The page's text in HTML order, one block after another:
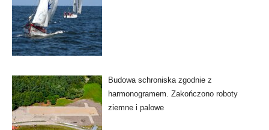
Budowa schroniska zgodnie z
harmonogramem. Zakończono roboty
ziemne i palowe